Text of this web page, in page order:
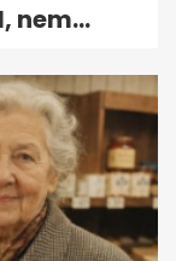
nem...